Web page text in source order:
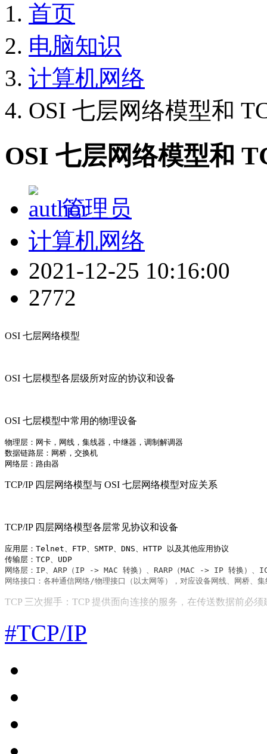
首页
电脑知识
计算机网络
OSI 七层网络模型和
OSI 七层网络模型和
管理员
计算机网络
2021-12-25 10:16:00
2772
OSI 七层网络模型
OSI 七层模型各层级所对应的协议和设备
OSI 七层模型中常用的物理设备
物理层：网卡，网线，集线器，中继器，调制解调器
数据链路层：网桥，交换机
网络层：路由器
TCP/IP 四层网络模型与 OSI 七层网络模型对应关系
TCP/IP 四层网络模型各层常见协议和设备
应用层：Telnet、FTP、SMTP、DNS、HTTP 以及其他应用协议
传输层：TCP、UDP
网络层：IP、ARP（IP -> MAC 转换）、RARP（MAC -> IP 转换）、
网络接口：各种通信网络/物理接口（以太网等），对应设备网线、网桥、
TCP 三次握手：TCP 提供面向连接的服务，在传送数据前必
最开始，客户端和服务端都处于 CLOSE 状态，服务端监听客户端的请求
客户端收到服务端的确认之后，再次向服务端确认，这就是**第三次握
#TCP/IP